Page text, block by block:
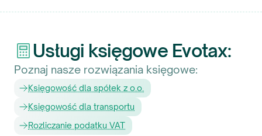
Usługi księgowe Evotax:
Poznaj nasze rozwiązania księgowe:
Księgowość dla spółek z o.o.
Księgowość dla transportu
Rozliczanie podatku VAT